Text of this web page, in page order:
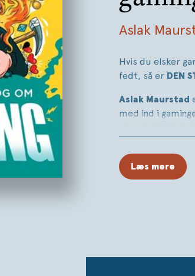
Aslak
Hvis du elsker
fedt, så er DEN
Aslak Maurstad
med ind i
næste gang, og
og gamingkultur.
hardcore spiller,
Læs mere